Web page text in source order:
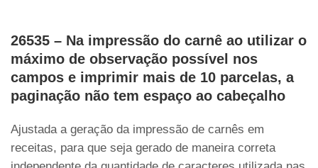
26535 – Na impressão do carnê ao utilizar o
máximo de observação possível nos
campos e imprimir mais de 10 parcelas, a
paginação não tem espaço ao cabeçalho
Ajustada a geração da impressão de carnês em
receitas, para que seja gerado de maneira correta